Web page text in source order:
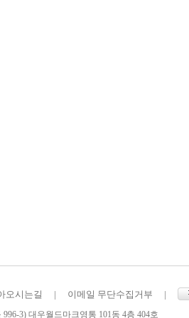
오시는길 | 이메일 무단수집거부 |
3) 대우월드마크영통 101동 4층 404호